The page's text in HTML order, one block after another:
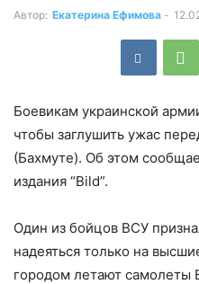
Автор: Екатерина Ефимова -
Боевикам украинской
чтобы заглушить ужас
(Бахмуте). Об этом
издания “Bild”.
Один из бойцов ВСУ
надеяться только на
городом летают самолеты